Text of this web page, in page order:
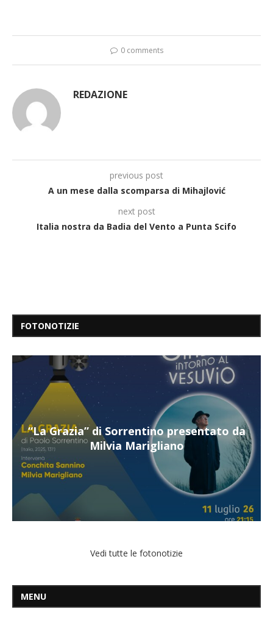
0 comments
REDAZIONE
previous post
A un mese dalla scomparsa di Mihajlović
next post
Italia nostra da Badia del Vento a Punta Scifo
FOTONOTIZIE
“Il respiro del mare”, personale di Terry
Mangiatordi
Vedi tutte le fotonotizie
MENU